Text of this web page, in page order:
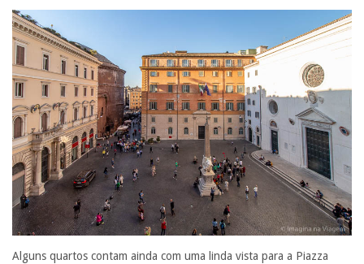
Alguns quartos contam ainda com uma linda vista para a Piazza